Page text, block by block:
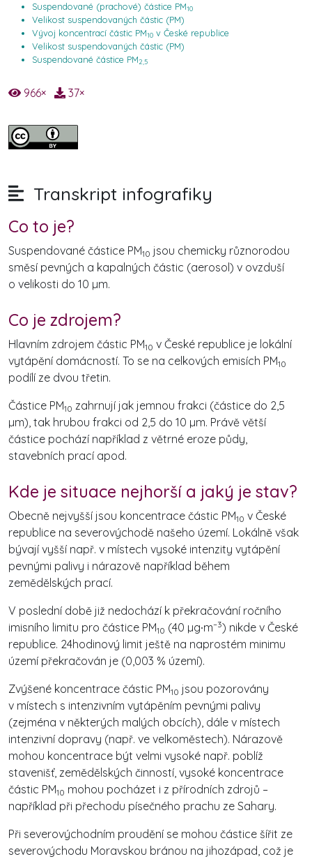
Suspendované (prachové) částice PM10
Velikost suspendovaných částic (PM)
Vývoj koncentrací částic PM10 v České republice
Velikost suspendovaných částic (PM)
Suspendované částice PM2,5
966× 37×
Transkript infografiky
Co to je?
Suspendované částice PM10 jsou chemicky různorodou
směsí pevných a kapalných částic (aerosol) v ovzduší
o velikosti do 10 µm.
Co je zdrojem?
Hlavním zdrojem částic PM10 v České republice je lokální
vytápění domácností. To se na celkových emisích PM10
podílí ze dvou třetin.
Částice PM10 zahrnují jak jemnou frakci (částice do 2,5
µm), tak hrubou frakci od 2,5 do 10 µm. Právě větší
částice pochází například z větrné eroze půdy,
stavebních prací apod.
Kde je situace nejhorší a jaký je stav?
Obecně nejvyšší jsou koncentrace částic PM10 v České
republice na severovýchodě našeho území. Lokálně však
bývají vyšší např. v místech vysoké intenzity vytápění
pevnými palivy i nárazově například během
zemědělských prací.
V poslední době již nedochází k překračování ročního
imisního limitu pro částice PM10 (40 µg∙m–3) nikde v České
republice. 24hodinový limit ještě na naprostém minimu
území překračován je (0,003 % území).
Zvýšené koncentrace částic PM10 jsou pozorovány
v místech s intenzivním vytápěním pevnými palivy
(zejména v některých malých obcích), dále v místech
intenzivní dopravy (např. ve velkoměstech). Nárazově
mohou koncentrace být velmi vysoké např. poblíž
stavenišť, zemědělských činností, vysoké koncentrace
částic PM10 mohou pocházet i z přírodních zdrojů –
například při přechodu písečného prachu ze Sahary.
Při severovýchodním proudění se mohou částice šířit ze
severovýchodu Moravskou bránou na jihozápad, což je